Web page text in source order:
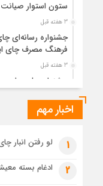
ستون استوار
3 هفته قبل
جشنواره رسانه‌ای
فرهنگ مصرف چای
3 هفته قبل
جشنواره ملی چای،
3 هفته قبل
4 هفته قبل
رئوف
اخبار مهم
1 لو رفتن انبار
2 ادغام بسته